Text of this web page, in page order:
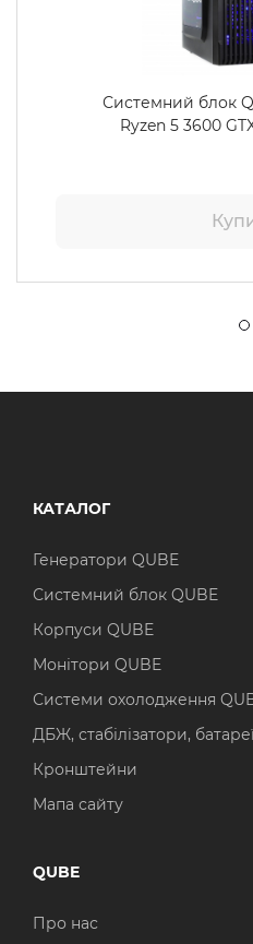
Системний блок
Ryzen 5 3600
КАТАЛОГ
Генератори QUBE
Системний блок QUBE
Корпуси QUBE
Монітори QUBE
Системи охолодження
ДБЖ, стабілізатори,
Кронштейни
Мапа сайту
QUBE
Про нас